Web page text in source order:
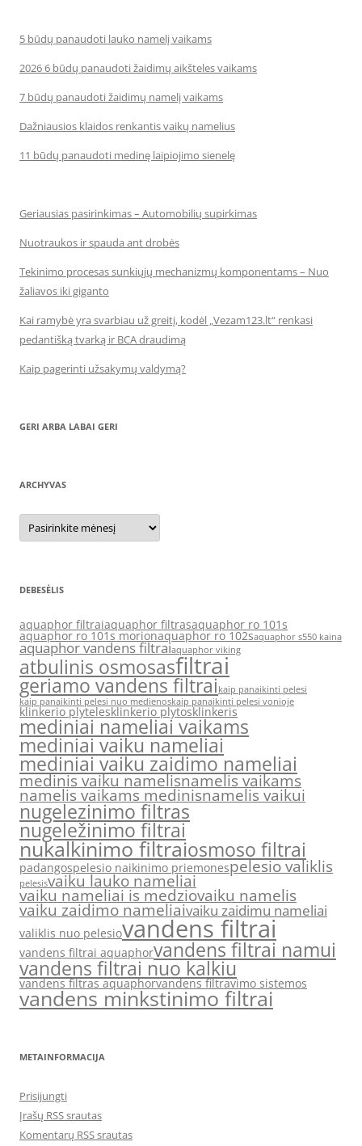
5 būdų panaudoti lauko namelį vaikams
2026 6 būdų panaudoti žaidimų aikšteles vaikams
7 būdų panaudoti žaidimų namelį vaikams
Dažniausios klaidos renkantis vaikų namelius
11 būdų panaudoti medinę laipiojimo sienelę
Geriausias pasirinkimas – Automobilių supirkimas
Nuotraukos ir spauda ant drobės
Tekinimo procesas sunkiųjų mechanizmų komponentams – Nuo
žaliavos iki giganto
Kai ramybė yra svarbiau už greitį, kodėl „Vezam123.lt“ renkasi
pedantišką tvarką ir BCA draudimą
Kaip pagerinti užsakymų valdymą?
GERI ARBA LABAI GERI
ARCHYVAS
Archyvas
DEBESĖLIS
aquaphor filtraiaquaphor filtrasaquaphor ro 101s
aquaphor ro 101s morionaquaphor ro 102saquaphor s550 kaina
aquaphor vandens filtraiaquaphor viking
atbulinis osmosasfiltrai
geriamo vandens filtraikaip panaikinti pelesi
kaip panaikinti pelesi nuo medienoskaip panaikinti pelesi vonioje
klinkerio plytelesklinkerio plytosklinkeris
mediniai nameliai vaikams
mediniai vaiku nameliai
mediniai vaiku zaidimo nameliai
medinis vaiku namelisnamelis vaikams
namelis vaikams medinisnamelis vaikui
nugelezinimo filtras
nugeležinimo filtrai
nukalkinimo filtraiosmoso filtrai
padangospelesio naikinimo priemonespelesio valiklis
pelesisvaiku lauko nameliai
vaiku nameliai is medziovaiku namelis
vaiku zaidimo nameliaivaiku zaidimu nameliai
valiklis nuo pelesiovandens filtrai
vandens filtrai aquaphorvandens filtrai namui
vandens filtrai nuo kalkiu
vandens filtras aquaphorvandens filtravimo sistemos
vandens minkstinimo filtrai
METAINFORMACIJA
Prisijungti
Įrašų RSS srautas
Komentarų RSS srautas